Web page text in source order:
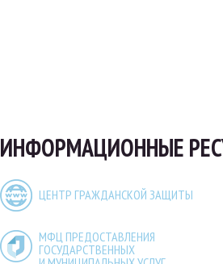
ИНФОРМАЦИОННЫЕ
ЦЕНТР ГРАЖДАНСКОЙ ЗАЩИТЫ
МФЦ ПРЕДОСТАВЛЕНИЯ
ГОСУДАРСТВЕННЫХ